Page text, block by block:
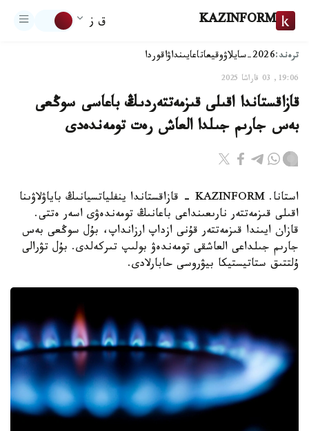
KAZINFORM ق ز
ترەند:2026-سايلاۋ وقيعاتاعايىنداۋاقوردا
19:06, 03 قاراشا 2025
قازاقستاندا اقىلى قىزمەتتەردىڭ باعاسى سوڭعى
بەس جارىم جىلدا العاش رەت تومەندەدى
استانا. KAZINFORM - قازاقستاندا ينفلياتسيانىڭ باياۋلاۋىنا
اقىلى قىزمەتتەر نارىعىنداعى باعانىڭ تومەندەۋى اسەر ەتتى.
قازان ايىندا قىزمەتتەر قۇنى ازداپ ارزانداپ، بۇل سوڭعى بەس
جارىم جىلداعى العاشقى تومەندەۋ بولىپ تىركەلدى. بۇل تۋرالى
ۇلتتىق ستاتيستيكا بيۋروسى حابارلادى.